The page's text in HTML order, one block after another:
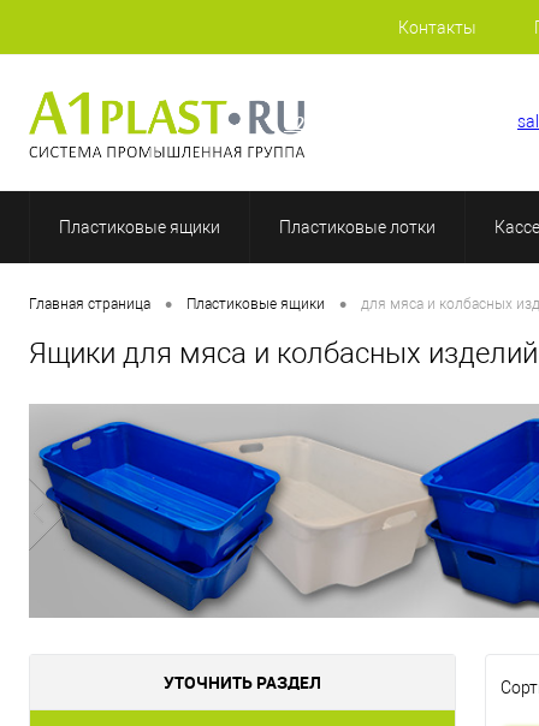
Контакты
+7 (812) 507-69-52
Пластиковые ящики Пластиковые лотки
Главная страница • Пластиковые ящики • для мяса и колбасных
Ящики для мяса и колбасных
УТОЧНИТЬ РАЗДЕЛ